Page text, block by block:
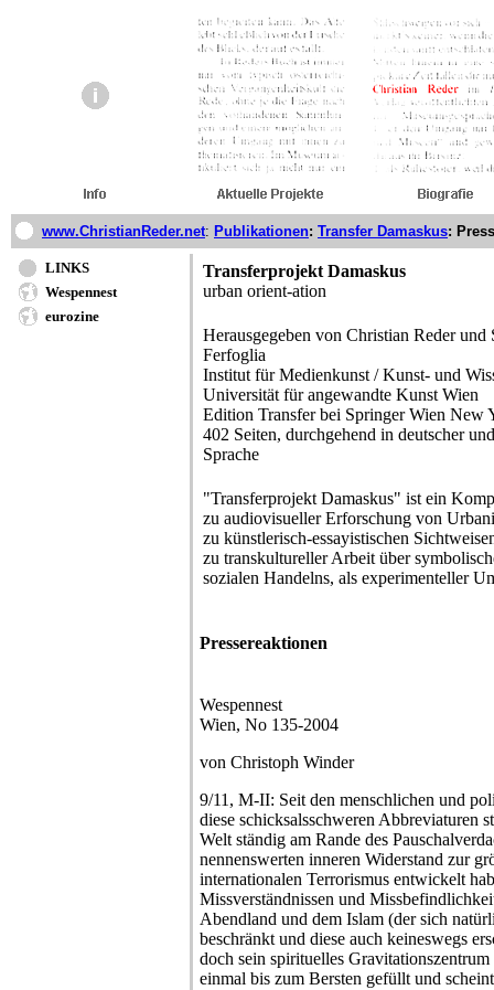
www.ChristianReder.net: Publikationen: Transfer Damaskus:
LINKS
Wespennest
eurozine
Transferprojekt Damaskus
urban orient-ation
Herausgegeben von Christian Reder und
Ferfoglia
Institut für Medienkunst / Kunst- und
Universität für angewandte Kunst Wien
Edition Transfer bei Springer Wien New
402 Seiten, durchgehend in deutscher
Sprache
"Transferprojekt Damaskus" ist ein
zu audiovisueller Erforschung von
zu künstlerisch-essayistischen
zu transkultureller Arbeit über
sozialen Handelns, als experimenteller
Pressereaktionen
Wespennest
Wien, No 135-2004
von Christoph Winder
9/11, M-II: Seit den menschlichen und
diese schicksalsschweren Abbreviaturen
Welt ständig am Rande des
nennenswerten inneren Widerstand zur
internationalen Terrorismus entwickelt
Missverständnissen und
Abendland und dem Islam (der sich
beschränkt und diese auch keineswegs
doch sein spirituelles
einmal bis zum Bersten gefüllt und